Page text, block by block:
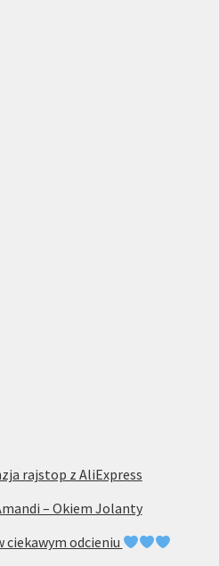
rajstop z AliExpress
– Okiem Jolanty
odcieniu